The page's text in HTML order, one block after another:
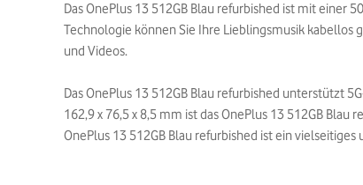
Das OnePlus 13 512GB Blau refurbished ist mit einer
Technologie können Sie Ihre Lieblingsmusik kabellos
und Videos.
Das OnePlus 13 512GB Blau refurbished unterstützt
162,9 x 76,5 x 8,5 mm ist das OnePlus 13 512GB
OnePlus 13 512GB Blau refurbished ist ein